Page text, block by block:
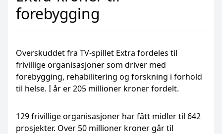
forebygging
Overskuddet fra TV-spillet Extra fordeles til
frivillige organisasjoner som driver med
forebygging, rehabilitering og forskning i forhold
til helse. I år er 205 millioner kroner fordelt.
129 frivillige organisasjoner har fått midler til 642
prosjekter. Over 50 millioner kroner går til